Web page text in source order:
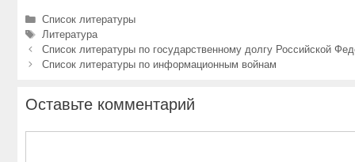
Рубрики
Список литературы
Метки
Литература
Навигация
записи
Список литературы по государственному долгу Российской
Список литературы по информационным войнам
Оставьте комментарий